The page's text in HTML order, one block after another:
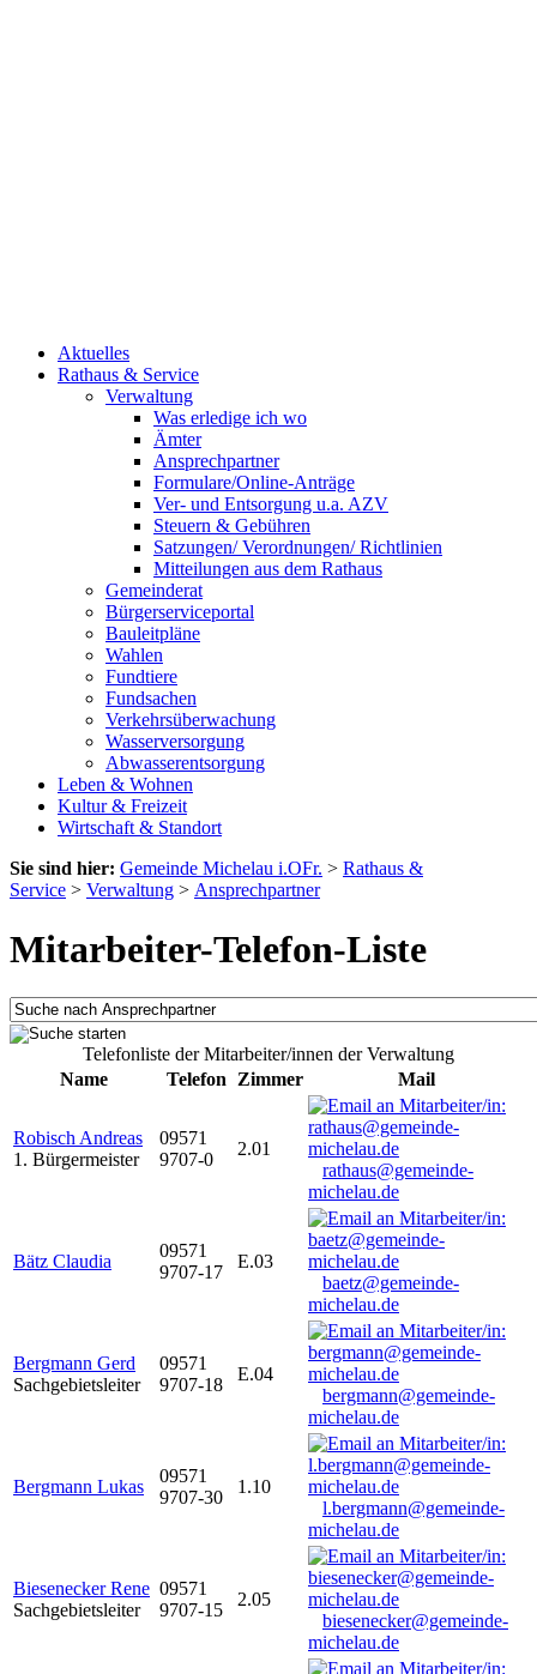
Aktuelles
Rathaus & Service
Verwaltung
Was erledige ich wo
Ämter
Ansprechpartner
Formulare/Online-Anträge
Ver- und Entsorgung u.a. AZV
Steuern & Gebühren
Satzungen/ Verordnungen/ Richtlinien
Mitteilungen aus dem Rathaus
Gemeinderat
Bürgerserviceportal
Bauleitpläne
Wahlen
Fundtiere
Fundsachen
Verkehrsüberwachung
Wasserversorgung
Abwasserentsorgung
Leben & Wohnen
Kultur & Freizeit
Wirtschaft & Standort
Sie sind hier: Gemeinde Michelau i.OFr. > Rathaus &
Service > Verwaltung > Ansprechpartner
Mitarbeiter-Telefon-Liste
Telefonliste der Mitarbeiter/innen der Verwaltung
Name
Telefon Zimmer Mail
Robisch Andreas
1. Bürgermeister
09571
9707-0
2.01
rathaus@gemeinde-
michelau.de
Bätz Claudia
09571
9707-17
E.03
baetz@gemeinde-
michelau.de
Bergmann Gerd
Sachgebietsleiter
09571
9707-18
E.04
bergmann@gemeinde-
michelau.de
Bergmann Lukas
09571
9707-30
1.10
l.bergmann@gemeinde-
michelau.de
Biesenecker Rene
Sachgebietsleiter
09571
9707-15
2.05
biesenecker@gemeinde-
michelau.de